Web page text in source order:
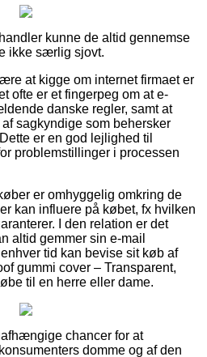
kunne de altid gennemse
ikke særlig sjovt.
at kigge om internet firmaet er
ofte er et fingerpeg om at e-
danske regler, samt at
sagkyndige som behersker
er en god lejlighed til
problemstillinger i processen
er omhyggelig omkring de
kan influere på købet, fx hvilken
I den relation er det
altid gemmer sin e-mail
tid kan bevise sit køb af
gummi cover – Transparent,
til en herre eller dame.
chancer for at
domme og af den